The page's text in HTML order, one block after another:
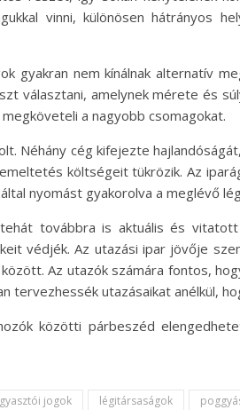
vinni, különösen hátrányos
gyakran nem kínálnak alternatív
választani, amelynek mérete és
a nagyobb csomagokat.
Néhány cég kifejezte
költségeit tükrözik. Az
nyomást gyakorolva a meglévő
továbbra is aktuális és
védjék. Az utazási ipar jövője
Az utazók számára fontos,
tervezhessék utazásaikat anélkül,
közötti párbeszéd
jogok légitársaságok